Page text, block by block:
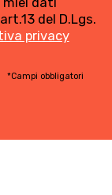
del D.Lgs.
privacy
*Campi obbligatori